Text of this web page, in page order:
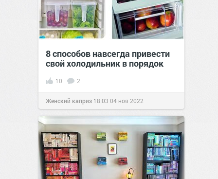
8 способов навсегда привести
свой холодильник в порядок
10 2
Женский каприз 18:03 04 ноя 2022